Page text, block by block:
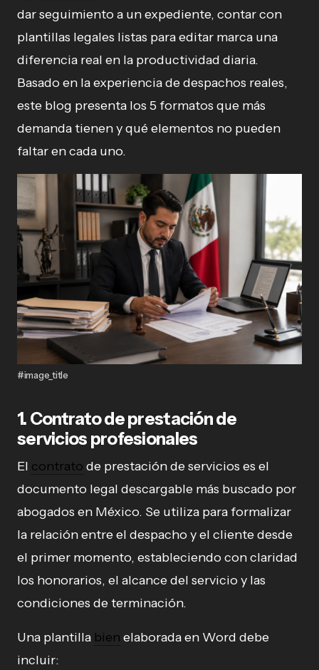
dar seguimiento a un expediente, contar con
plantillas legales listas para editar marca una
diferencia real en la productividad diaria.
Basado en la experiencia de despachos reales,
este blog presenta los 5 formatos que más
demanda tienen y qué elementos no pueden
faltar en cada uno.
#image_title
1. Contrato de prestación de
servicios profesionales
El contrato de prestación de servicios es el
documento legal descargable más buscado por
abogados en México. Se utiliza para formalizar
la relación entre el despacho y el cliente desde
el primer momento, estableciendo con claridad
los honorarios, el alcance del servicio y las
condiciones de terminación.
Una plantilla bien elaborada en Word debe
incluir: